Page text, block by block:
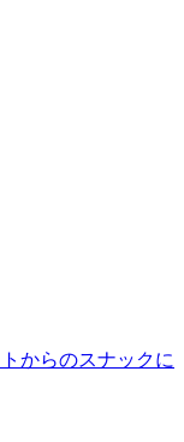
からのスナックに